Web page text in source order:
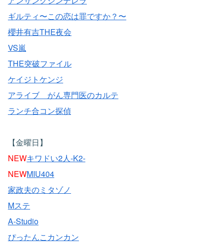
ギルティ〜この恋は罪ですか？〜
櫻井有吉THE夜会
VS嵐
THE突破ファイル
ケイジトケンジ
アライブ がん専門医のカルテ
ランチ合コン探偵
【金曜日】
NEWキワドい2人-K2-
NEWMIU404
家政夫のミタゾノ
Mステ
A-Studio
ぴったんこカンカン